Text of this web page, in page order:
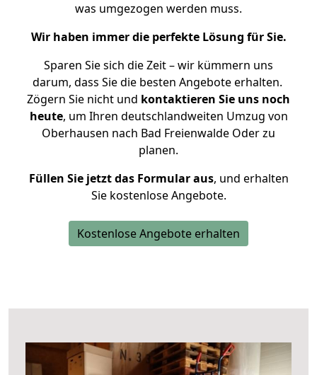
was umgezogen werden muss.
Wir haben immer die perfekte Lösung für Sie.
Sparen Sie sich die Zeit – wir kümmern uns
darum, dass Sie die besten Angebote erhalten.
Zögern Sie nicht und kontaktieren Sie uns noch
heute, um Ihren deutschlandweiten Umzug von
Oberhausen nach Bad Freienwalde Oder zu
planen.
Füllen Sie jetzt das Formular aus, und erhalten
Sie kostenlose Angebote.
Kostenlose Angebote erhalten